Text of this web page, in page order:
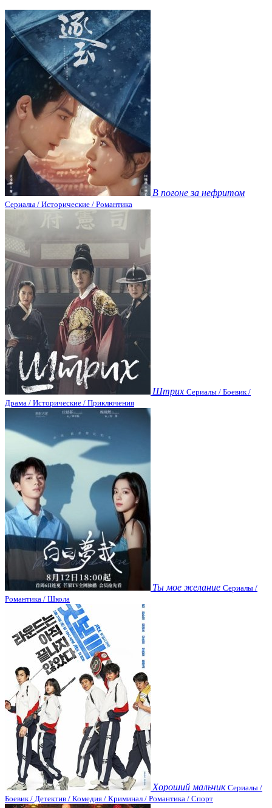
В погоне за нефритом
Сериалы / Исторические / Романтика
Штрих Сериалы / Боевик /
Драма / Исторические / Приключения
Ты мое желание Сериалы /
Романтика / Школа
Хороший мальчик Сериалы /
Боевик / Детектив / Комедия / Криминал / Романтика / Спорт